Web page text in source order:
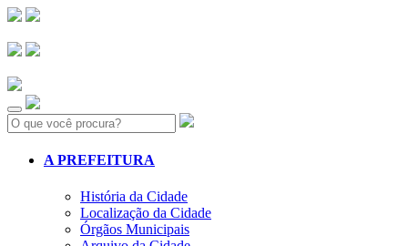
Search:
A PREFEITURA
História da Cidade
Localização da Cidade
Órgãos Municipais